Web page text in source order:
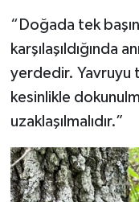
“Doğada tek
karşılaşıldığında
yerdedir. Yavruyu
kesinlikle
uzaklaşılmalıdır.”